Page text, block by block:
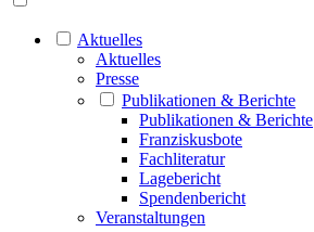
Aktuelles
Aktuelles
Presse
Publikationen & Berichte
Publikationen & Berichte
Franziskusbote
Fachliteratur
Lagebericht
Spendenbericht
Veranstaltungen